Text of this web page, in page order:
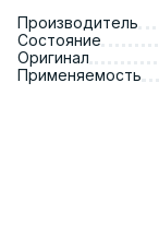
Производитель
Состояние
Оригинал
Применяемость